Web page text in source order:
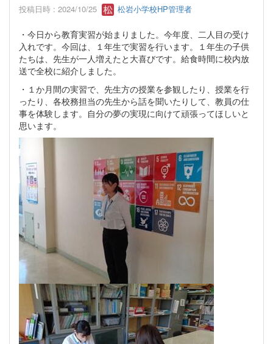
投稿日時 : 2024/10/25 松岩小学校HP管理者
・今日から教育実習が始まりました。今年度、二人目の受け
入れです。今回は、１年生で実習を行います。１年生の子供
たちは、先生が一人増えたと大喜びです。給食時間に校内放
送で全校に紹介しました。
・１か月間の実習で、先生方の授業を参観したり、授業を行
ったり、各校務担当の先生から話を聞いたりして、教員の仕
事を体験します。自分の夢の実現に向けて頑張ってほしいと
思います。